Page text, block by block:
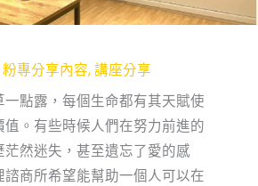
粉專分享內容,講座分享
一點露，每個生命都有其天賦使
值。有些時候人們在努力前進的
茫然迷失，甚至遺忘了愛的感
諮商所希望能幫助一個人可以在